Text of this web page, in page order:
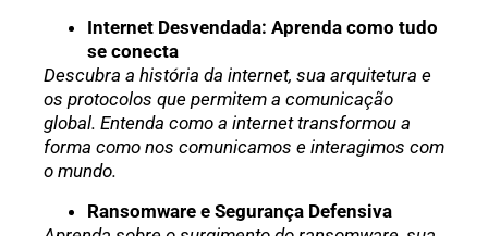
Internet Desvendada: Aprenda como tudo
se conecta
Descubra a história da internet, sua arquitetura e
os protocolos que permitem a comunicação
global. Entenda como a internet transformou a
forma como nos comunicamos e interagimos com
o mundo.
Ransomware e Segurança Defensiva